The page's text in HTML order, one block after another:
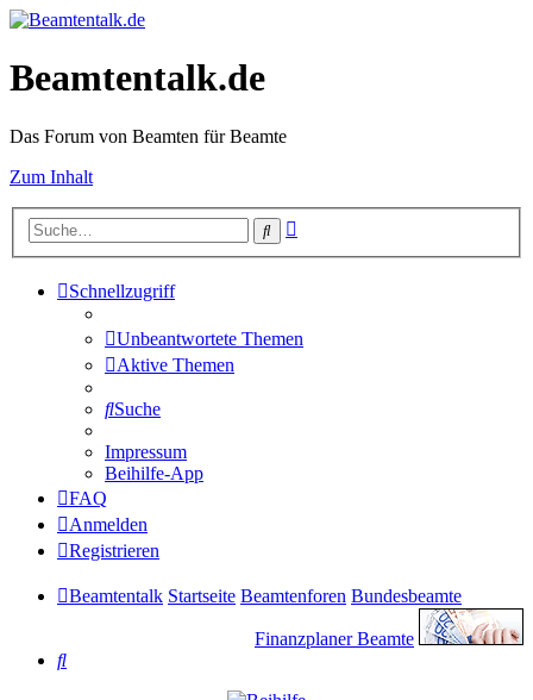
Beamtentalk.de
Das Forum von Beamten für Beamte
Zum Inhalt
Suche
Schnellzugriff
Unbeantwortete Themen
Aktive Themen
Suche
Impressum
Beihilfe-App
FAQ
Anmelden
Registrieren
Beamtentalk Startseite Beamtenforen Bundesbeamte
Finanzplaner Beamte
Suche